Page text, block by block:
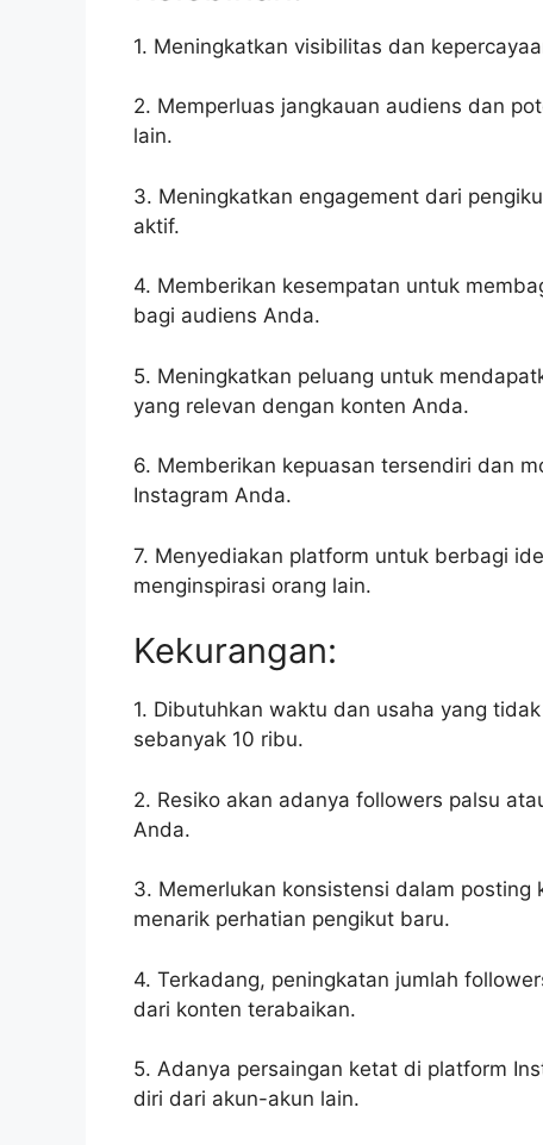
1. Meningkatkan visibilitas dan
2. Memperluas jangkauan audiens dan
lain.
3. Meningkatkan engagement dari
aktif.
4. Memberikan kesempatan untuk
bagi audiens Anda.
5. Meningkatkan peluang untuk
yang relevan dengan konten Anda.
6. Memberikan kepuasan tersendiri dan
Instagram Anda.
7. Menyediakan platform untuk berbagi
menginspirasi orang lain.
Kekurangan:
1. Dibutuhkan waktu dan usaha yang
sebanyak 10 ribu.
2. Resiko akan adanya followers palsu
Anda.
3. Memerlukan konsistensi dalam
menarik perhatian pengikut baru.
4. Terkadang, peningkatan jumlah
dari konten terabaikan.
5. Adanya persaingan ketat di platform
diri dari akun-akun lain.